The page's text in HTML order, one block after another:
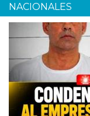
NACIONALES